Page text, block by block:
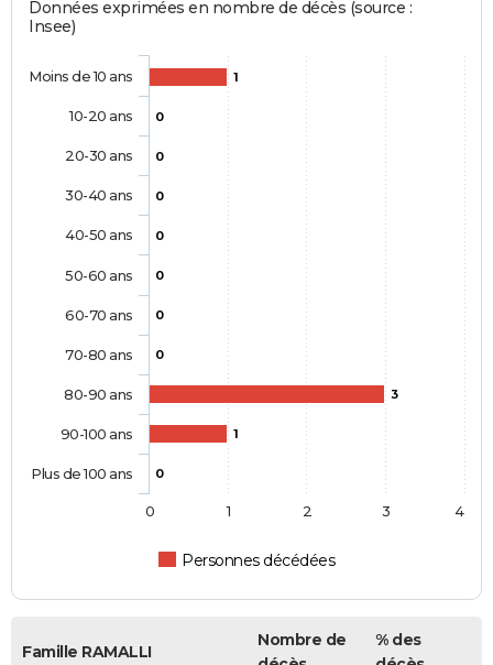
Données exprimées en nombre de décès (source :
Insee)
1
0
0
0
0
0
0
0
3
1
0
Personnes décédées
Moins de 10 ans
10-20 ans
20-30 ans
30-40 ans
40-50 ans
50-60 ans
60-70 ans
70-80 ans
80-90 ans
90-100 ans
Plus de 100 ans
0 1 2 3 4
Famille RAMALLI
Nombre de
% des